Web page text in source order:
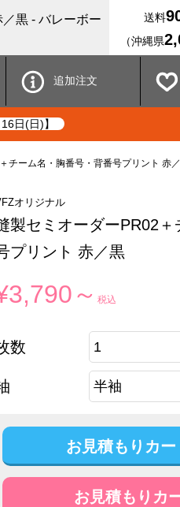
黒 - バレーボー
送料
（沖縄県
追加注文
日(日)】
チーム名・胸番号・背番号プリント 赤
オリジナル
製セミオーダーPR02
プリント 赤／黒
～ 税込
数
お見積もりカ
お見積もりカ